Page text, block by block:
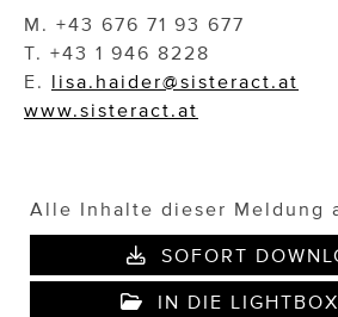
M. +43 676 71 93 677
T. +43 1 946 8228
E. lisa.haider@sisteract.at
www.sisteract.at
Alle Inhalte dieser Meldung
SOFORT
IN DIE